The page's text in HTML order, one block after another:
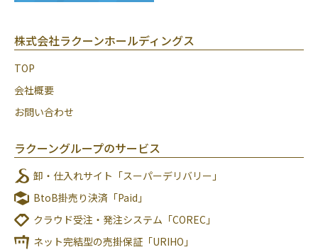
株式会社ラクーンホールディングス
TOP
会社概要
お問い合わせ
ラクーングループのサービス
卸・仕入れサイト「スーパーデリバリー」
BtoB掛売り決済「Paid」
クラウド受注・発注システム「COREC」
ネット完結型の売掛保証「URIHO」